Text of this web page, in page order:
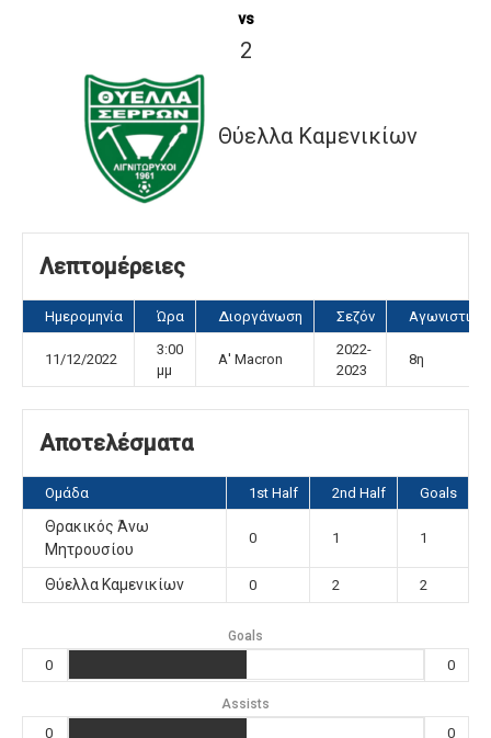
vs
2
Θύελλα Καμενικίων
Λεπτομέρειες
Ημερομηνία Ώρα Διοργάνωση Σεζόν Αγωνιστική
11/12/2022
3:00
μμ
Α' Macron
2022-
2023
8η
Αποτελέσματα
Ομάδα 1st Half 2nd Half Goals
Θρακικός Άνω
Μητρουσίου
0 1 1
Θύελλα Καμενικίων 0 2 2
Goals
0 0
Assists
0 0